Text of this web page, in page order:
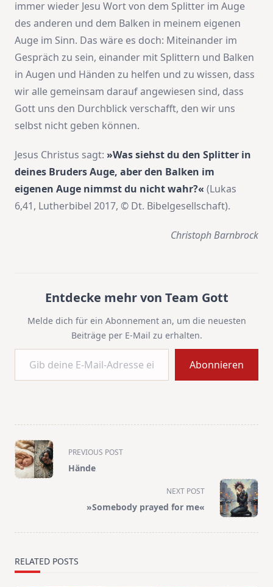
immer wieder Jesu Wort von dem Splitter im Auge
des anderen und dem Balken in meinem eigenen
Auge im Sinn. Das wäre es doch: Miteinander im
Gespräch zu sein, einander mit Splittern und Balken
in Augen und Händen zu helfen und zu wissen, dass
wir alle gemeinsam darauf angewiesen sind, dass
Gott uns den Durchblick verschafft, den wir uns
selbst nicht geben können.
Jesus Christus sagt: »Was siehst du den Splitter in
deines Bruders Auge, aber den Balken im
eigenen Auge nimmst du nicht wahr?« (Lukas
6,41, Lutherbibel 2017, © Dt. Bibelgesellschaft).
Christoph Barnbrock
Entdecke mehr von Team Gott
Melde dich für ein Abonnement an, um die neuesten
Beiträge per E-Mail zu erhalten.
Gib deine E-Mail-Adresse ein ...
Abonnieren
<span
class="nav-
subtitle
PREVIOUS POST
Hände
NEXT POST
»Somebody prayed for me«
RELATED POSTS